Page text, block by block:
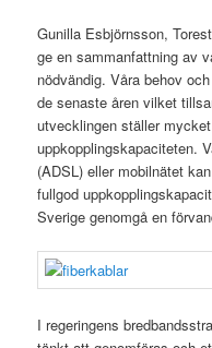
Gunilla Esbjörnsson,
ge en sammanfattning av
nödvändig. Våra behov
de senaste åren vilket
utvecklingen ställer
uppkopplingskapaciteten.
(ADSL) eller mobilnätet
fullgod
Sverige genomgå en
I regeringens